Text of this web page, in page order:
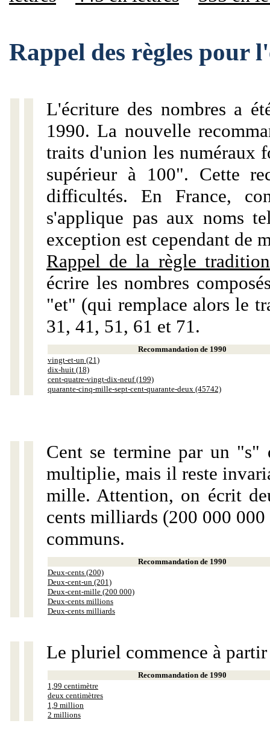
Rappel des règles pour
L'écriture des nombres a
1990. La nouvelle
traits d'union les numéraux
supérieur à 100". Cette
difficultés. En France,
s'applique pas aux noms
exception est cependant de
Rappel de la règle
écrire les nombres
"et" (qui remplace alors le
31, 41, 51, 61 et 71.
Recommandation de 1990
vingt-et-un (21)
dix-huit (18)
cent-quatre-vingt-dix-neuf (199)
quarante-cinq-mille-sept-cent-quarante-deux (45742)
Cent se termine par un "s"
multiplie, mais il reste
mille. Attention, on écrit
cents milliards (200 000
communs.
Recommandation de 1990
Deux-cents (200)
Deux-cent-un (201)
Deux-cent-mille (200 000)
Deux-cents millions
Deux-cents milliards
Le pluriel commence à
Recommandation de 1990
1,99 centimètre
deux centimètres
1,9 million
2 millions